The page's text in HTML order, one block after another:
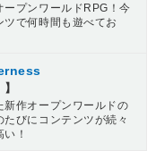
ープンワールドRPG！今
で何時間も遊べてお
新作オープンワールドの
びにコンテンツが続々
！